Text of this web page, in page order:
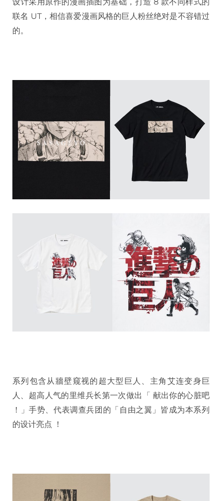
联名 UT，相信喜爱漫画风格的巨人粉丝绝对是不容错过
的。
系列包含从牆壁窥视的超大型巨人、主角艾连变身巨
人、超高人气的里维兵长第一次做出「 献出你的心脏吧
！」手势、代表调查兵团的「自由之翼」皆成为本系列
的设计亮点 ！